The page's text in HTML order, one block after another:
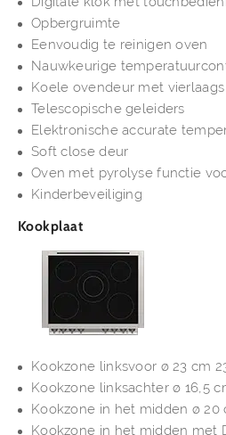
Opbergruimte
Eenvoudig te reinigen oven
Nauwkeurige
Koele ovendeur met vierlaags
Telescopische geleiders
Elektronische accurate
Soft close deur
Oven met pyrolyse functie
Kinderbeveiliging
Kookplaat
Kookzone linksvoor ø 23 cm
Kookzone linksachter ø 16,5
Kookzone in het midden ø 20
Kookzone in het midden met